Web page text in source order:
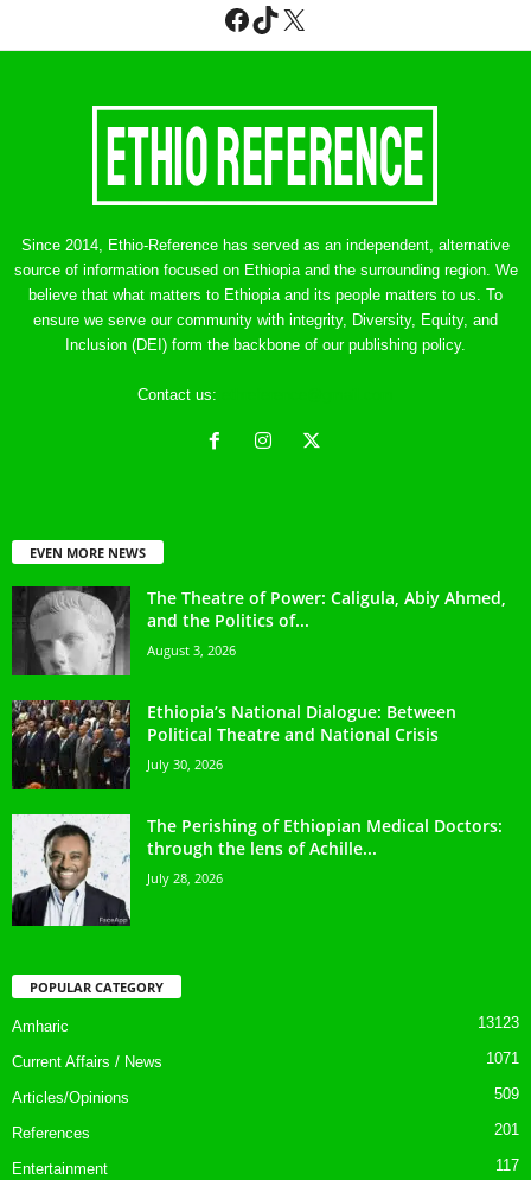
Facebook
TikTok
X
Since 2014, Ethio-Reference has served as an independent, alternative
source of information focused on Ethiopia and the surrounding region. We
believe that what matters to Ethiopia and its people matters to us. To
ensure we serve our community with integrity, Diversity, Equity, and
Inclusion (DEI) form the backbone of our publishing policy.
Contact us:
EVEN MORE NEWS
The Theatre of Power: Caligula, Abiy Ahmed,
and the Politics of...
August 3, 2026
Ethiopia’s National Dialogue: Between
Political Theatre and National Crisis
July 30, 2026
The Perishing of Ethiopian Medical Doctors:
through the lens of Achille...
July 28, 2026
POPULAR CATEGORY
Amharic 13123
Current Affairs / News 1071
Articles/Opinions 509
References 201
Entertainment 117